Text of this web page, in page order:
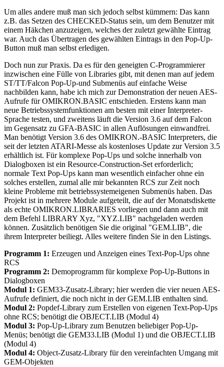
Um alles andere muß man sich jedoch selbst kümmern: Das kann
z.B. das Setzen des CHECKED-Status sein, um dem Benutzer mit
einem Häkchen anzuzeigen, welches der zuletzt gewählte Eintrag
war. Auch das Übertragen des gewählten Eintrags in den Pop-Up-
Button muß man selbst erledigen.
Doch nun zur Praxis. Da es für den geneigten C-Programmierer
inzwischen eine Fülle von Libraries gibt, mit denen man auf jedem
ST/TT/Falcon Pop-Up-und Submenüs auf einfache Weise
nachbilden kann, habe ich mich zur Demonstration der neuen AES-
Aufrufe für OMIKRON.BASIC entschieden. Erstens kann man
neue Betriebssystemfunktionen am besten mit einer Interpreter-
Sprache testen, und zweitens läuft die Version 3.6 auf dem Falcon
im Gegensatz zu GFA-BASIC in allen Auflösungen einwandfrei.
Man benötigt Version 3.6 des OMIKRON.-BASIC Interpreters, die
seit der letzten ATARI-Messe als kostenloses Update zur Version 3.5
erhältlich ist. Für komplexe Pop-Ups und solche innerhalb von
Dialogboxen ist ein Resource-Construction-Set erforderlich;
normale Text Pop-Ups kann man wesentlich einfacher ohne ein
solches erstellen, zumal alle mir bekannten RCS zur Zeit noch
kleine Probleme mit betriebssystemeigenen Submenüs haben. Das
Projekt ist in mehrere Module aufgeteilt, die auf der Monatsdiskette
als echte OMIKRON.LIBRARIES vorliegen und dann auch mit
dem Befehl LIBRARY Xyz, "XYZ.LIB" nachgeladen werden
können. Zusätzlich benötigen Sie die original "GEM.LIB", die
ihrem Interpreter beiliegt. Alles weitere finden Sie in den Listings.
Programm 1: Erzeugen und Anzeigen eines Text-Pop-Ups ohne
RCS
Programm 2: Demoprogramm für komplexe Pop-Up-Buttons in
Dialogboxen
Modul 1: GEM33-Zusatz-Library; hier werden die vier neuen AES-
Aufrufe definiert, die noch nicht in der GEM.LIB enthalten sind.
Modul 2: Popdef-Library zum Erstellen von eigenen Text-Pop-Ups
ohne RCS; benötigt die OBJECT.LIB (Modul 4)
Modul 3: Pop-Up-Library zum Benutzen beliebiger Pop-Up-
Menüs; benötigt die GEM33.LIB (Modul 1) und die OBJECT.LIB
(Modul 4)
Modul 4: Object-Zusatz-Library für den vereinfachten Umgang mit
GEM-Objekten